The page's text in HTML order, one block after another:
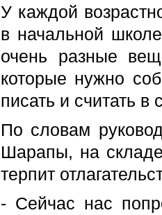
У каждой
в начальной
очень разные
которые нужно
писать и считать в
По словам
Шарапы, на
терпит
- Сейчас нас